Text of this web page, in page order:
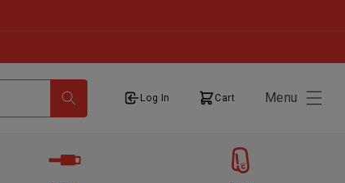
Log In
ログイン Cart
カート Menu